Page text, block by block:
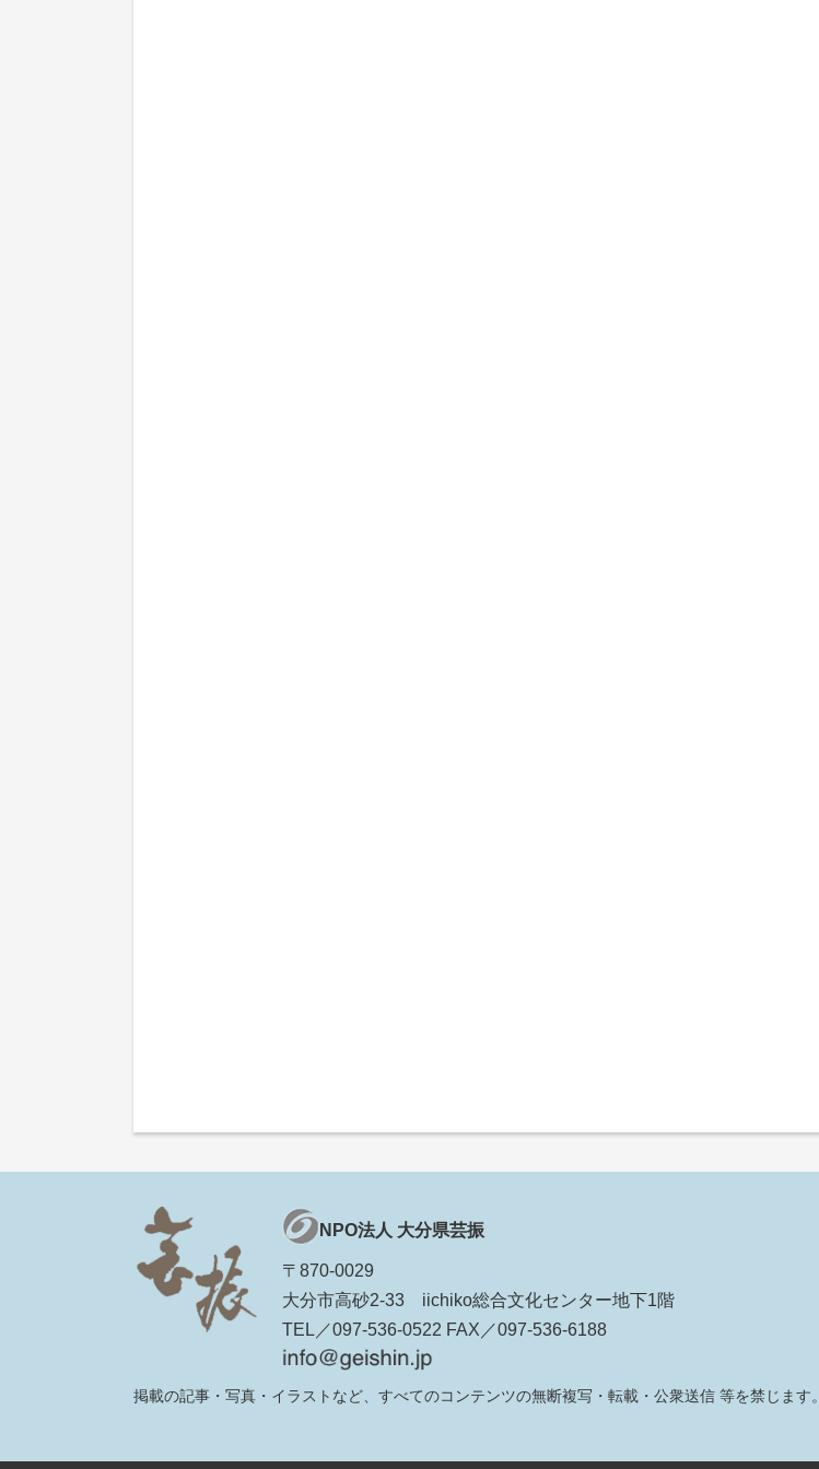
NPO法人 大分県芸振
〒870-0029
大分市高砂2-33 iichiko総合文化センター地下1階
TEL／097-536-0522 FAX／097-536-6188
掲載の記事・写真・イラストなど、すべてのコンテンツの無断複写・転載・公衆送信 等を禁じます。